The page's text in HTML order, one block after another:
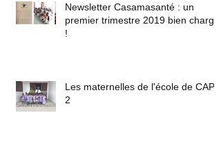
Newsletter Casamasanté : un
premier trimestre 2019 bien chargé
!
Les maternelles de l'école de CAP
2